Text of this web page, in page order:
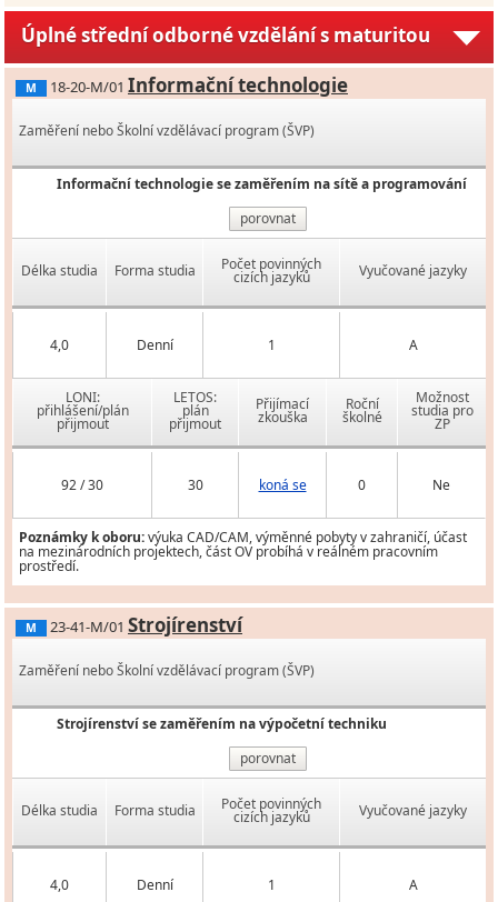
Úplné střední odborné vzdělání s maturitou
M 18-20-M/01 Informační technologie
Zaměření nebo Školní vzdělávací program (ŠVP)
Informační technologie se zaměřením na sítě a programování
porovnat
Délka studia Forma studia Počet povinných
cizích jazyků Vyučované jazyky
4,0 Denní 1 A
LONI:
přihlášení/plán
přijmout
LETOS:
plán
přijmout
Přijímací
zkouška
Roční
školné
Možnost
studia pro
ZP
92 / 30 30 koná se 0 Ne
Poznámky k oboru:výuka CAD/CAM, výměnné pobyty v zahraničí, účast
na mezinárodních projektech, část OV probíhá v reálném pracovním
prostředí.
M 23-41-M/01 Strojírenství
Zaměření nebo Školní vzdělávací program (ŠVP)
Strojírenství se zaměřením na výpočetní techniku
porovnat
Délka studia Forma studia Počet povinných
cizích jazyků Vyučované jazyky
4,0 Denní 1 A